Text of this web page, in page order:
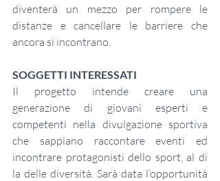
diventerà un mezzo per rompere le
distanze e cancellare le barriere che
ancora si incontrano.
SOGGETTI INTERESSATI
Il progetto intende creare una
generazione di giovani esperti e
competenti nella divulgazione sportiva
che sappiano raccontare eventi ed
incontrare protagonisti dello sport, al di
la delle diversità. Sarà data l’opportunità